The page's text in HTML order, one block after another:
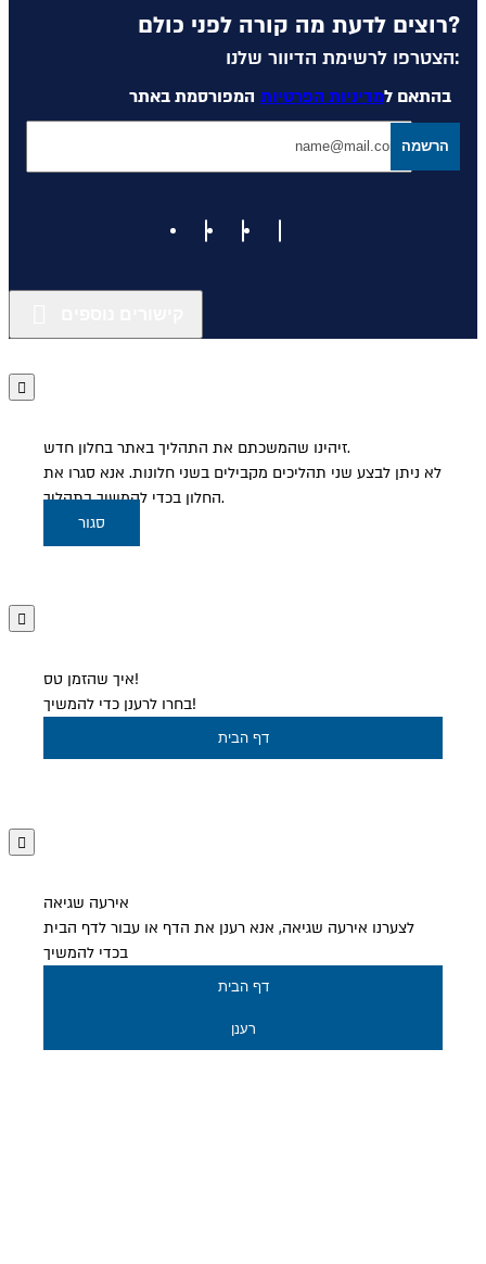
רוצים לדעת מה קורה לפני כולם?
הצטרפו לרשימת הדיוור שלנו:
בהתאם למדיניות הפרטיות המפורסמת באתר
הרשמה
זיהינו שהמשכתם את התהליך באתר בחלון חדש.
לא ניתן לבצע שני תהליכים מקבילים בשני חלונות. אנא סגרו את
החלון בכדי להמשיך בתהליך.
סגור
איך שהזמן טס!
בחרו לרענן כדי להמשיך!
דף הבית
אירעה שגיאה
לצערנו אירעה שגיאה, אנא רענן את הדף או עבור לדף הבית
בכדי להמשיך
דף הבית
רענן